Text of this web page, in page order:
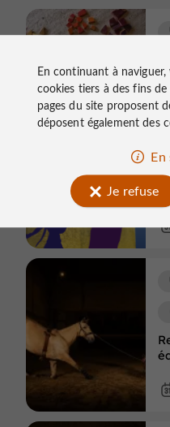
En continuant à
cookies tiers à des fins de
pages du site proposent
déposent également des
En
Je refuse